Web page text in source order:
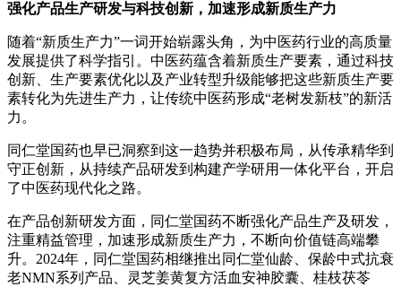
强化产品生产研发与科技创新，加速形成新质生产力
随着“新质生产力”一词开始崭露头角，为中医药行业的高质量
发展提供了科学指引。中医药蕴含着新质生产要素，通过科技
创新、生产要素优化以及产业转型升级能够把这些新质生产要
素转化为先进生产力，让传统中医药形成“老树发新枝”的新活
力。
同仁堂国药也早已洞察到这一趋势并积极布局，从传承精华到
守正创新，从持续产品研发到构建产学研用一体化平台，开启
了中医药现代化之路。
在产品创新研发方面，同仁堂国药不断强化产品生产及研发，
注重精益管理，加速形成新质生产力，不断向价值链高端攀
升。2024年，同仁堂国药相继推出同仁堂仙龄、保龄中式抗衰
老NMN系列产品、灵芝姜黄复方活血安神胶囊、桂枝茯苓